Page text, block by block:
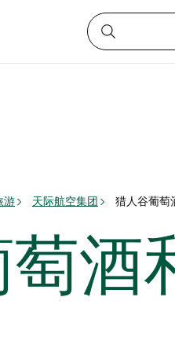
游 天际航空集团 猎人谷葡萄
酒